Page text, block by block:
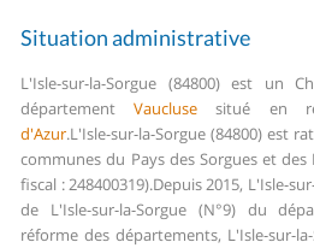
Situation administrative
L'Isle-sur-la-Sorgue (84800) est un
départementVaucluse situé en
d'Azur.L'Isle-sur-la-Sorgue (84800) est
communes du Pays des Sorgues et
fiscal : 248400319).Depuis 2015, L'Isle-
de L'Isle-sur-la-Sorgue (N°9) du
réforme des départements, L'Isle-sur-